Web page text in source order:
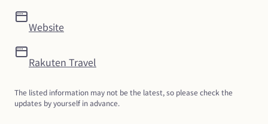
Website
Rakuten Travel
The listed information may not be the latest, so please check the
updates by yourself in advance.